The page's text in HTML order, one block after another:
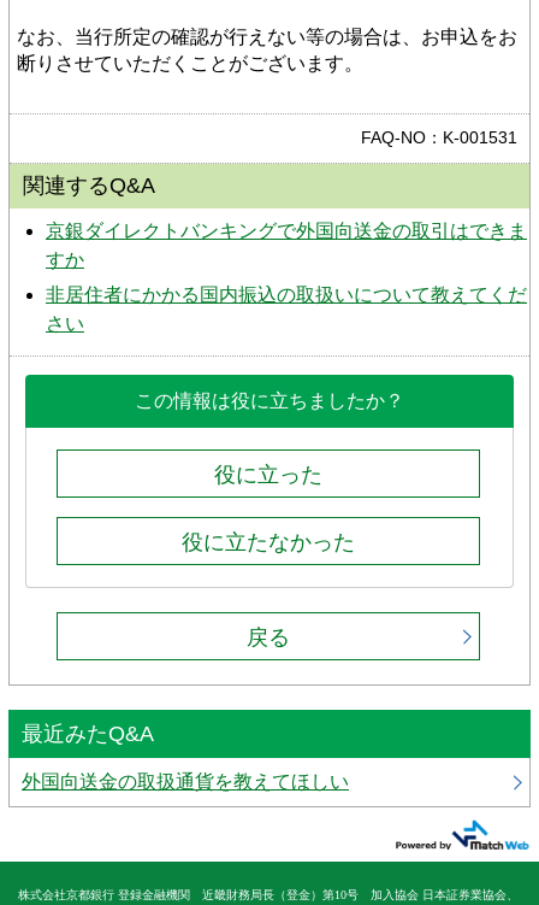
なお、当行所定の確認が行えない等の場合は、お申込をお
断りさせていただくことがございます。
FAQ-NO：K-001531
関連するQ&A
京銀ダイレクトバンキングで外国向送金の取引はできま
すか
非居住者にかかる国内振込の取扱いについて教えてくだ
さい
この情報は役に立ちましたか？
役に立った
役に立たなかった
戻る
最近みたQ&A
外国向送金の取扱通貨を教えてほしい
株式会社京都銀行 登録金融機関 近畿財務局長（登金）第10号 加入協会 日本証券業協会、